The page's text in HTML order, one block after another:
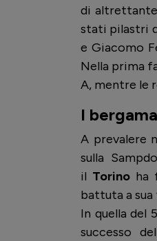
di
stati pilastri
e Giacomo
Nella prima
A, mentre le
I
A prevalere
sulla
il Torino ha
battuta a
In quella del
successo